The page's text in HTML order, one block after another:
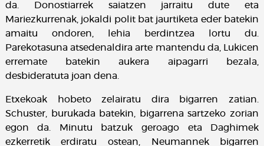
da. Donostiarrek saiatzen jarraitu dute eta
Mariezkurrenak, jokaldi polit bat jaurtiketa eder batekin
amaitu ondoren, lehia berdintzea lortu du.
Parekotasuna atsedenaldira arte mantendu da, Lukicen
erremate batekin aukera aipagarri bezala,
desbideratuta joan dena.
Etxekoak hobeto zelairatu dira bigarren zatian.
Schuster, burukada batekin, bigarrena sartzeko zorian
egon da. Minutu batzuk geroago eta Daghimek
ezkerretik erdiratu ostean, Neumannek bigarren